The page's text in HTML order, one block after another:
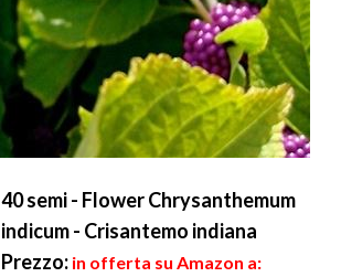
40 semi - Flower Chrysanthemum
indicum - Crisantemo indiana
Prezzo: in offerta su Amazon a: